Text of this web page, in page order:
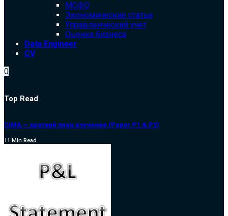
МСФО
Экономические статьи
Управленческий учет
Оценка бизнеса
Data Engineer
CV
0
Top Read
CIMA — краткий план изучения (Paper P1 & P2)
11 Min Read